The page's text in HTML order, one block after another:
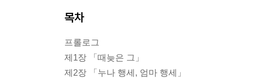
목차
프롤로그
제1장 「때늦은 그」
제2장 「누나 행세, 엄마 행세」